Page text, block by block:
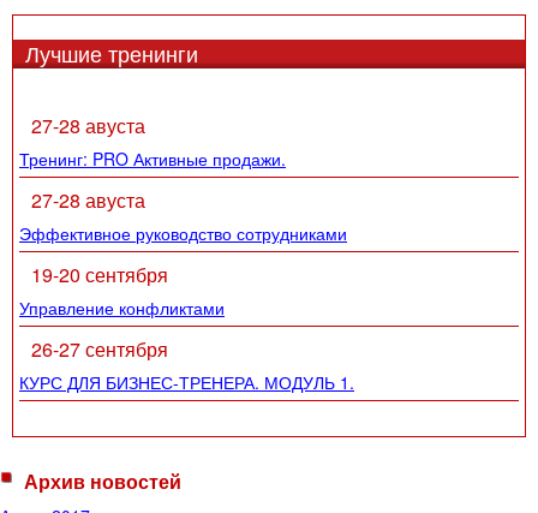
Лучшие тренинги
27-28 авуста
Тренинг: PRO Активные продажи.
27-28 авуста
Эффективное руководство сотрудниками
19-20 сентября
Управление конфликтами
26-27 сентября
КУРС ДЛЯ БИЗНЕС-ТРЕНЕРА. МОДУЛЬ 1.
Архив новостей